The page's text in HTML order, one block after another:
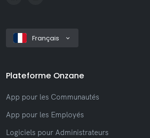
Français
Plateforme Onzane
App pour les Communautés
App pour les Employés
Logiciels pour Administrateurs